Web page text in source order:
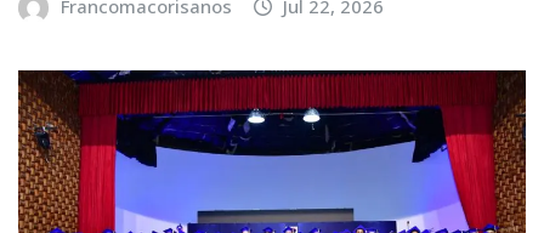
Francomacorisanos Jul 22, 2026